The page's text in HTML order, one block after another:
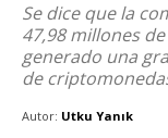
Se dice que la
47,98 millones
generado una
de
Autor: Utku Yanık